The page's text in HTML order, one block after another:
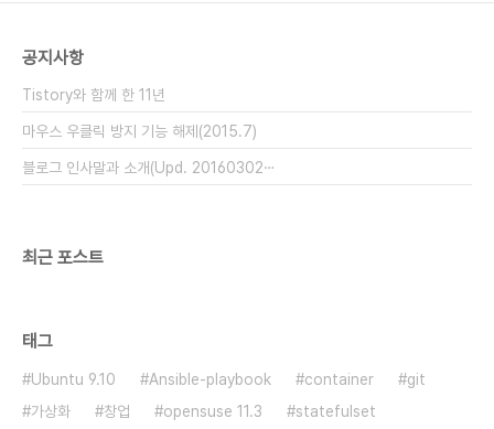
막으로 의삼(뜻의 죄 3가지)는 탐욕, 성냄, 인과 부정
석음을 바탕하여 구하고 원하는 것'과..
공지사항
Tistory와 함께 한 11년
마우스 우클릭 방지 기능 해제(2015.7)
블로그 인사말과 소개(Upd. 20160302⋯
최근 포스트
태그
Ubuntu 9.10 Ansible-playbook container
git
가상화
창업 opensuse 11.3
statefulset